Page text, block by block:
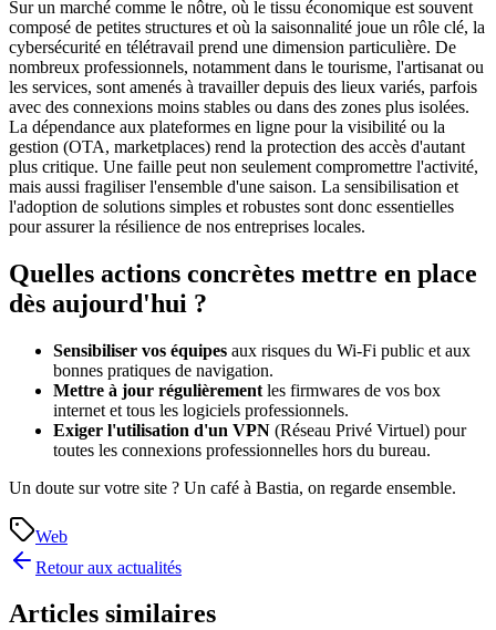
Sur un marché comme le nôtre, où le tissu économique est souvent
composé de petites structures et où la saisonnalité joue un rôle clé, la
cybersécurité en télétravail prend une dimension particulière. De
nombreux professionnels, notamment dans le tourisme, l'artisanat ou
les services, sont amenés à travailler depuis des lieux variés, parfois
avec des connexions moins stables ou dans des zones plus isolées.
La dépendance aux plateformes en ligne pour la visibilité ou la
gestion (OTA, marketplaces) rend la protection des accès d'autant
plus critique. Une faille peut non seulement compromettre l'activité,
mais aussi fragiliser l'ensemble d'une saison. La sensibilisation et
l'adoption de solutions simples et robustes sont donc essentielles
pour assurer la résilience de nos entreprises locales.
Quelles actions concrètes mettre en place
dès aujourd'hui ?
Sensibiliser vos équipes aux risques du Wi-Fi public et aux
bonnes pratiques de navigation.
Mettre à jour régulièrement les firmwares de vos box
internet et tous les logiciels professionnels.
Exiger l'utilisation d'un VPN (Réseau Privé Virtuel) pour
toutes les connexions professionnelles hors du bureau.
Un doute sur votre site ? Un café à Bastia, on regarde ensemble.
Web
Retour aux actualités
Articles similaires